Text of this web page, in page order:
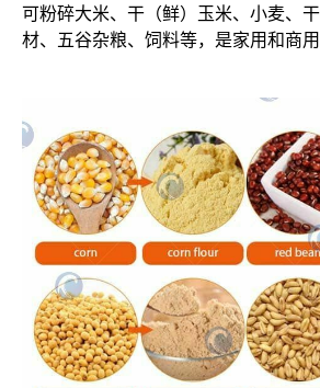
可粉碎大米、干（鲜）玉米、小麦、
材、五谷杂粮、饲料等，是家用和商用